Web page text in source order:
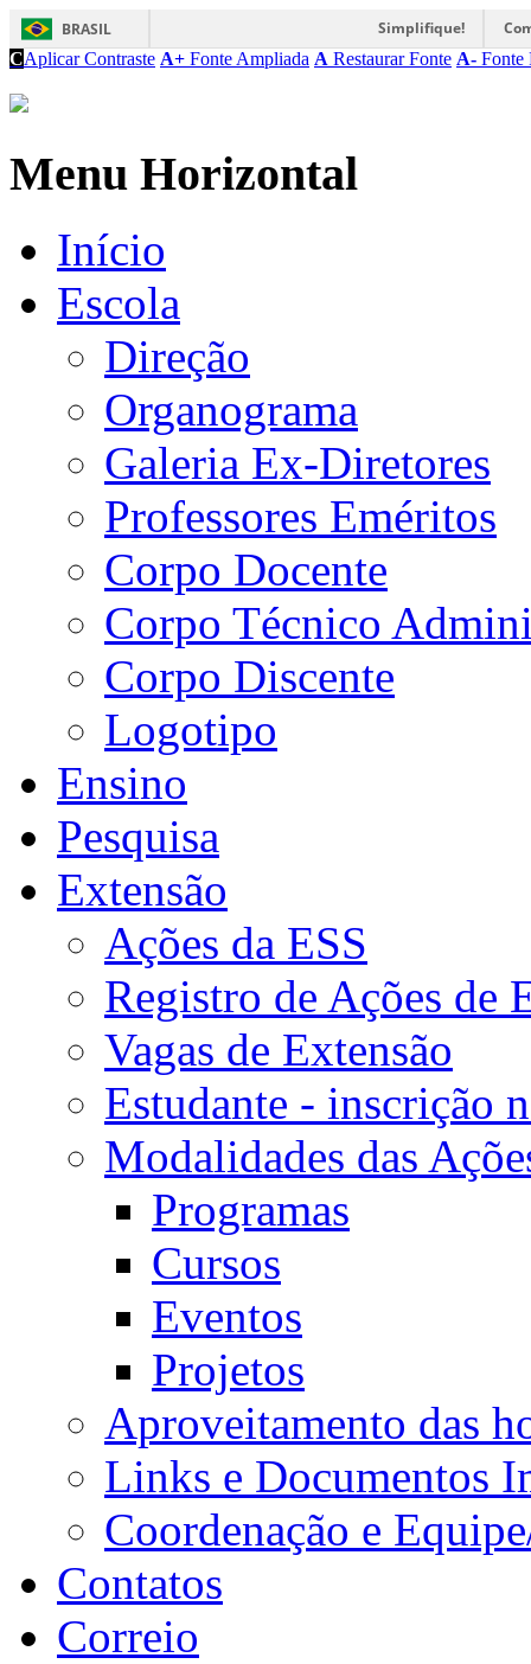
BRASIL Simplifique!
CAplicar Contraste A+ Fonte Ampliada A Restaurar Fonte A- Fonte
Menu Horizontal
Início
Escola
Direção
Organograma
Galeria Ex-Diretores
Professores Eméritos
Corpo Docente
Corpo Técnico
Corpo Discente
Logotipo
Ensino
Pesquisa
Extensão
Ações da ESS
Registro de Ações de
Vagas de Extensão
Estudante - inscrição
Modalidades das
Programas
Cursos
Eventos
Projetos
Aproveitamento das
Links e Documentos
Coordenação e
Contatos
Correio